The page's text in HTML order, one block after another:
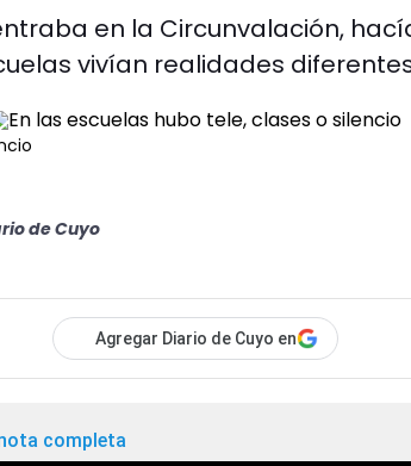
en la Circunvalación,
vivían realidades
de Cuyo
Agregar Diario de Cuyo en
completa